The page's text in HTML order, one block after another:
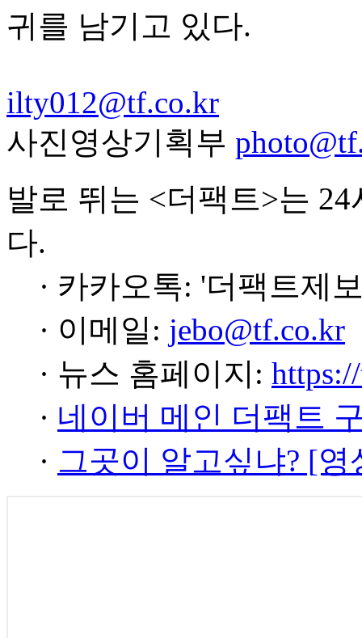
귀를 남기고 있다.
ilty012@tf.co.kr
사진영상기획부
발로 뛰는 <더팩트>는
다.
· 카카오톡: '더팩트제
· 이메일: jebo@tf.co.kr
· 뉴스 홈페이지:
· 네이버 메인 더팩트
· 그곳이 알고싶냐? [